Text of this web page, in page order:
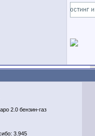
2.0 бензин-газ
3.945